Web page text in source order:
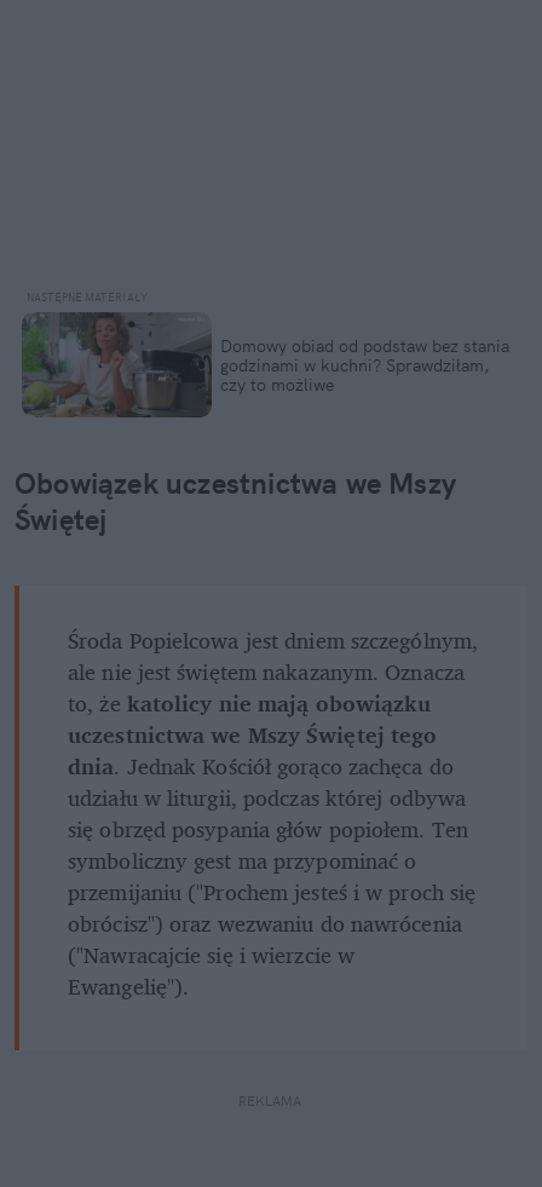
Domowy obiad od podstaw bez stania
godzinami w kuchni? Sprawdziłam,
czy to możliwe
Obowiązek uczestnictwa we Mszy
Świętej
Środa Popielcowa jest dniem szczególnym,
ale nie jest świętem nakazanym. Oznacza
to, że katolicy nie mają obowiązku
uczestnictwa we Mszy Świętej tego
dnia. Jednak Kościół gorąco zachęca do
udziału w liturgii, podczas której odbywa
się obrzęd posypania głów popiołem. Ten
symboliczny gest ma przypominać o
przemijaniu ("Prochem jesteś i w proch się
obrócisz") oraz wezwaniu do nawrócenia
("Nawracajcie się i wierzcie w
Ewangelię").
REKLAMA